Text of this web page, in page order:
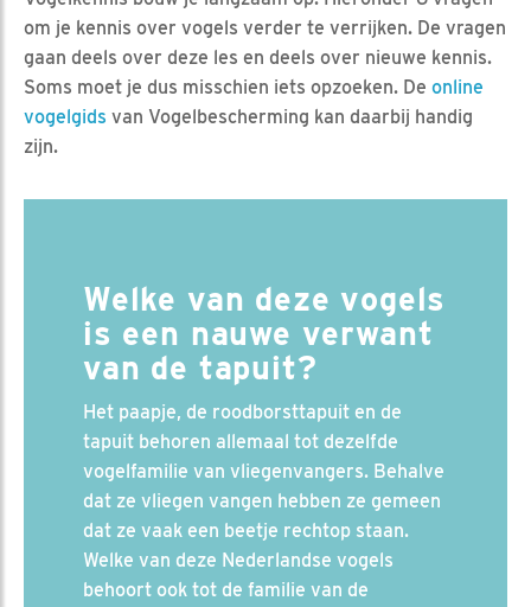
om je kennis over vogels verder te verrijken. De vragen
gaan deels over deze les en deels over nieuwe kennis.
Soms moet je dus misschien iets opzoeken. De online
vogelgids van Vogelbescherming kan daarbij handig
zijn.
Welke van deze vogels
is een nauwe verwant
van de tapuit?
Het paapje, de roodborsttapuit en de
tapuit behoren allemaal tot dezelfde
vogelfamilie van vliegenvangers. Behalve
dat ze vliegen vangen hebben ze gemeen
dat ze vaak een beetje rechtop staan.
Welke van deze Nederlandse vogels
behoort ook tot de familie van de